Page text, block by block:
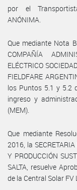
por el
ANÓNIMA.
Que mediante Nota
COMPAÑÍA
ELÉCTRICO
FIELDFARE
los Puntos 5.1 y 5.2
ingreso y
(MEM).
Que mediante
2016, la
Y PRODUCCIÓN
SALTA, resuelve
de la Central Solar FV